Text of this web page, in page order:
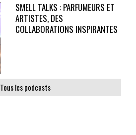
SMELL TALKS : PARFUMEURS ET
ARTISTES, DES
COLLABORATIONS INSPIRANTES
Tous les podcasts